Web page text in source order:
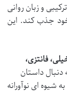
و زبان روانی
خود جذب کند. این
فانتزی،
دنبال داستان
شیوه ای نوآورانه